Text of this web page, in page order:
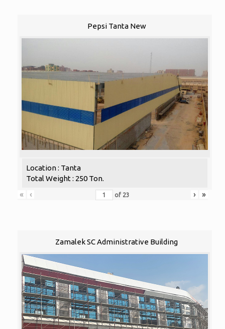
Pepsi Tanta New
Location : Tanta
Total Weight : 250 Ton.
«
‹ of 23 › »
Zamalek SC Administrative Building